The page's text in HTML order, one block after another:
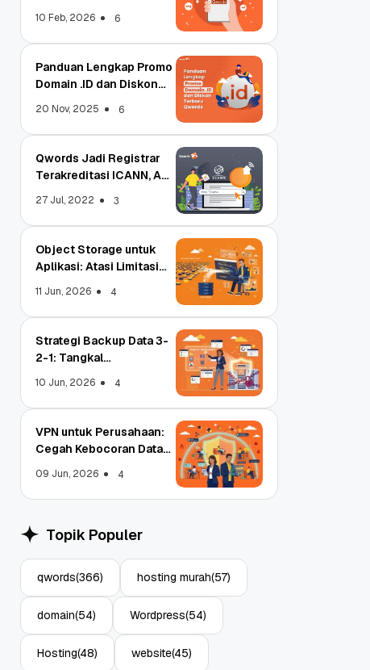
Aplikasi: Atasi Limitasi
11 Jun, 2026 4
10 Feb, 2026 6
Panduan Lengkap Promo
Domain .ID dan Diskon
20 Nov, 2025 6
Qwords Jadi Registrar
Terakreditasi ICANN, Apa
27 Jul, 2022 3
Object Storage untuk
Aplikasi: Atasi Limitasi
11 Jun, 2026 4
Strategi Backup Data 3-
2-1: Tangkal
10 Jun, 2026 4
VPN untuk Perusahaan:
Cegah Kebocoran Data
09 Jun, 2026 4
Topik Populer
qwords(366) hosting murah(57)
domain(54) Wordpress(54)
Hosting(48) website(45)